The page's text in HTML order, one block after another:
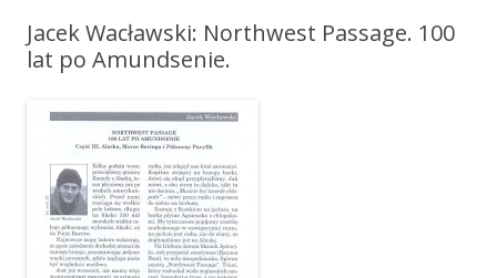
Jacek Wacławski: Northwest Passage. 100
lat po Amundsenie.